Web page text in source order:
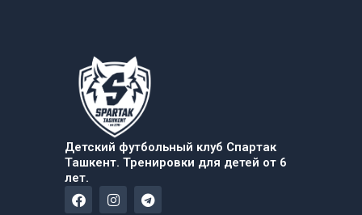
Детский футбольный клуб Спартак
Ташкент. Тренировки для детей от 6
лет.
F
a
I
n
T
e